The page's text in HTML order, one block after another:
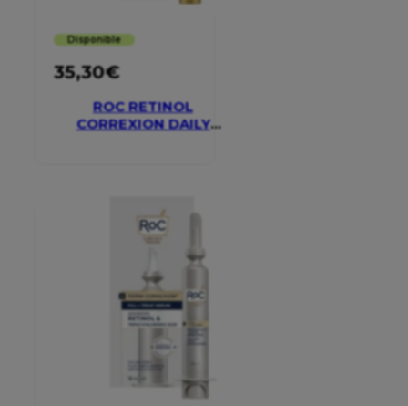
Disponible
35,30€
ROC RETINOL
CORREXION DAILY